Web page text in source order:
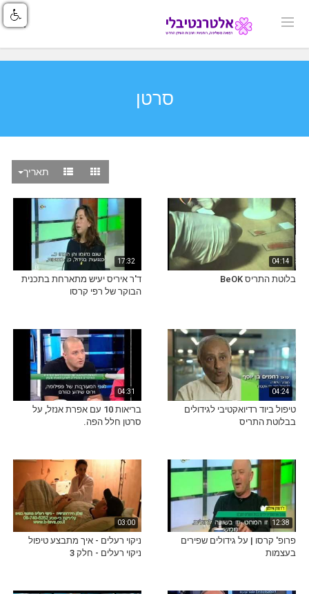
סרטן
תאריך
04:14
בלוטת התריס BeOK
17:32
ד'ר איריס יעיש מתארחת בתכנית
הבוקר של רפי קרסו
04:24
טיפול ביוד רדיואקטיבי לגידולים
בבלוטת התריס
04:31
בריאות 10 עם אפרת אנזל, על
סרטן חלל הפה.
12:38
פרופ' קרסו | על גידולים שפירים
בעצמות
03:00
ניקוי רעלים - איך מתבצע טיפול
ניקוי רעלים - חלק 3